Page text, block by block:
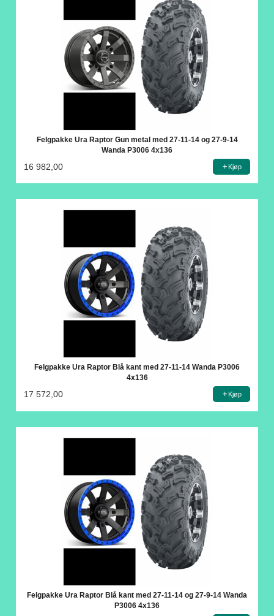
Felgpakke Ura Raptor Gun metal med 27-11-14 og 27-9-14
Wanda P3006 4x136
16 982,00 Kjøp
Felgpakke Ura Raptor Blå kant med 27-11-14 Wanda P3006
4x136
17 572,00 Kjøp
Felgpakke Ura Raptor Blå kant med 27-11-14 og 27-9-14 Wanda
P3006 4x136